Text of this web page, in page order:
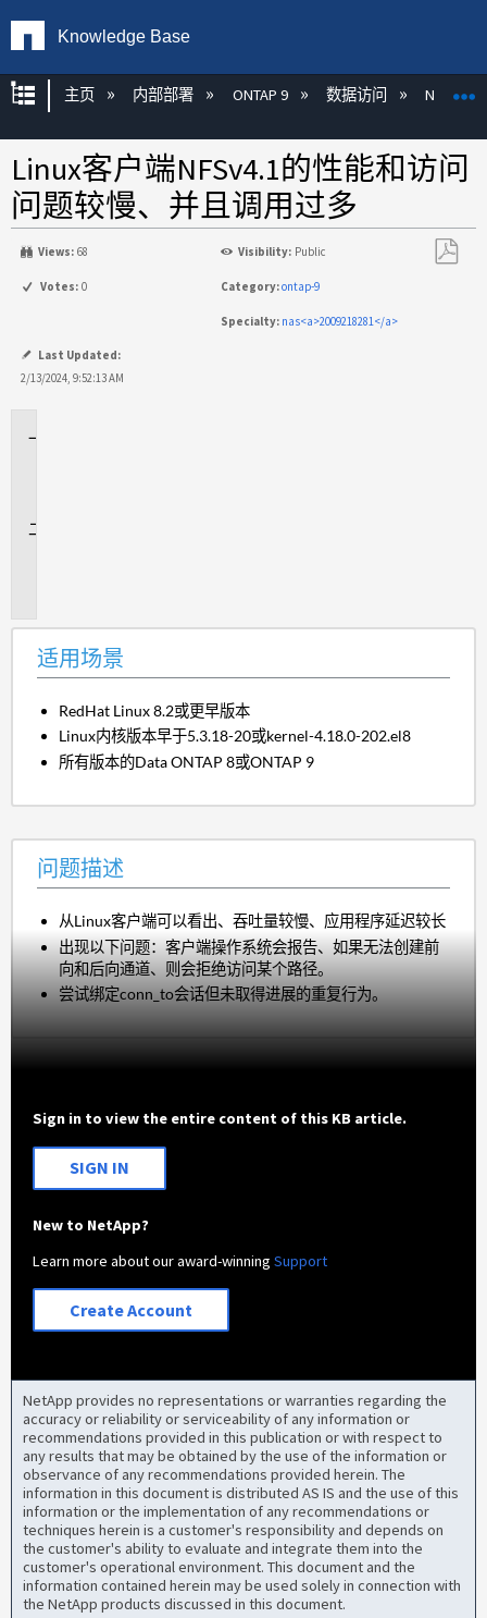
Knowledge Base
扩展/隐缩全局层次
主页 内部部署 ONTAP 9 数据访问 NAS
Linux客户端NFSv4.1的性能和访问
问题较慢、并且调用过多
Views: 68 Visibility: Public
Votes: 0 Category:ontap-9
Specialty: nas<a>2009218281</a>
Last Updated:
2/13/2024, 9:52:13 AM
适用场景
RedHat Linux 8.2或更早版本
Linux内核版本早于5.3.18-20或kernel-4.18.0-202.el8
所有版本的Data ONTAP 8或ONTAP 9
问题描述
从Linux客户端可以看出、吞吐量较慢、应用程序延迟较长
出现以下问题：客户端操作系统会报告、如果无法创建前
向和后向通道、则会拒绝访问某个路径。
尝试绑定conn_to会话但未取得进展的重复行为。
Sign in to view the entire content of this KB article.
SIGN IN
New to NetApp?
Learn more about our award-winningSupport
Create Account
NetApp provides no representations or warranties regarding the
accuracy or reliability or serviceability of any information or
recommendations provided in this publication or with respect to
any results that may be obtained by the use of the information or
observance of any recommendations provided herein. The
information in this document is distributed AS IS and the use of this
information or the implementation of any recommendations or
techniques herein is a customer's responsibility and depends on
the customer's ability to evaluate and integrate them into the
customer's operational environment. This document and the
information contained herein may be used solely in connection with
the NetApp products discussed in this document.